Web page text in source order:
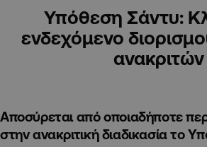
Υπόθεση Σάντυ:
ενδεχόμενο
ανακριτών
Αποσύρεται από οποιαδήποτε
στην ανακριτική διαδικασία το